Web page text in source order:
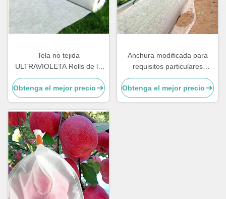
Tela no tejida
ULTRAVIOLETA Rolls de la
protección de la tela del
polipropileno de Spunbond
Obtenga el mejor precio
Anchura modificada para
requisitos particulares
antienvejecedora de capa de
la tela no tejida de la
agricultura de los PP
Obtenga el mejor precio